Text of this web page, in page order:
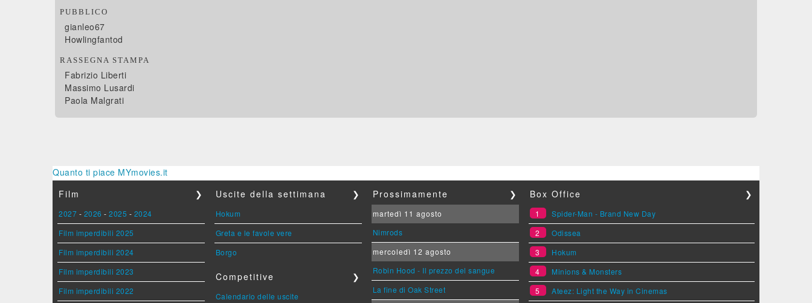
PUBBLICO
gianleo67
Howlingfantod
RASSEGNA STAMPA
Fabrizio Liberti
Massimo Lusardi
Paola Malgrati
Quanto ti piace MYmovies.it
Film
❯
2027 - 2026 - 2025 - 2024
Film imperdibili 2025
Film imperdibili 2024
Film imperdibili 2023
Film imperdibili 2022
Uscite della settimana ❯
Hokum
Greta e le favole vere
Borgo
Competitive ❯
Calendario delle uscite
Prossimamente ❯
martedì 11 agosto
Nimrods
mercoledì 12 agosto
Robin Hood - Il prezzo del sangue
La fine di Oak Street
Box Office ❯
1
Spider-Man - Brand New Day
2
Odissea
3
Hokum
4
Minions & Monsters
5
Ateez: Light the Way in Cinemas